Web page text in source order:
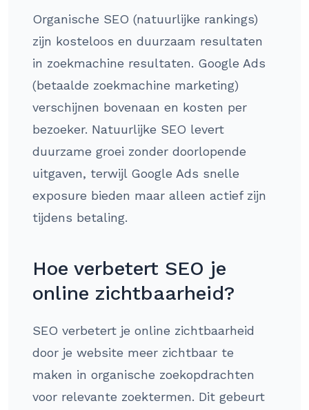
Organische SEO (natuurlijke rankings)
zijn kosteloos en duurzaam resultaten
in zoekmachine resultaten. Google Ads
(betaalde zoekmachine marketing)
verschijnen bovenaan en kosten per
bezoeker. Natuurlijke SEO levert
duurzame groei zonder doorlopende
uitgaven, terwijl Google Ads snelle
exposure bieden maar alleen actief zijn
tijdens betaling.
Hoe verbetert SEO je
online zichtbaarheid?
SEO verbetert je online zichtbaarheid
door je website meer zichtbaar te
maken in organische zoekopdrachten
voor relevante zoektermen. Dit gebeurt